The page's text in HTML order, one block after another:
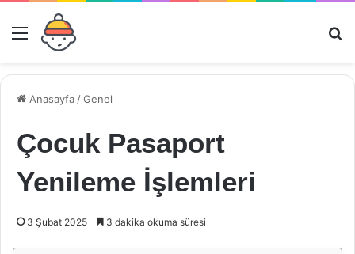
Menü
Anasayfa /Genel
Çocuk Pasaport
Yenileme İşlemleri
3 Şubat 2025 3 dakika okuma süresi